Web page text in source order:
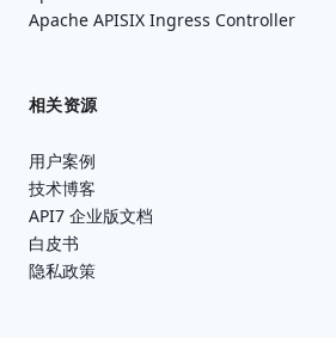
Apache APISIX Ingress Controller
相关资源
用户案例
技术博客
API7 企业版文档
白皮书
隐私政策